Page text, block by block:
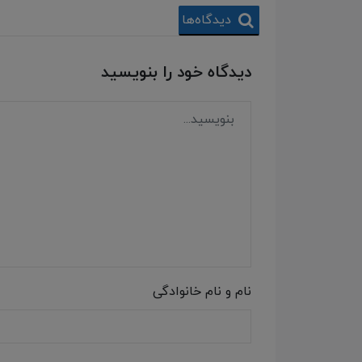
دیدگاه‌ها
دیدگاه خود را بنویسید
نام و نام خانوادگی